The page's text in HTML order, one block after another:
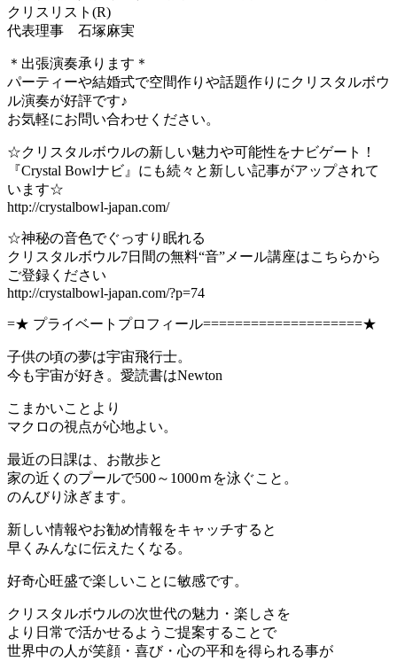
クリスリスト(R)
代表理事 石塚麻実
＊出張演奏承ります＊
パーティーや結婚式で空間作りや話題作りにクリスタルボウ
ル演奏が好評です♪
お気軽にお問い合わせください。
☆クリスタルボウルの新しい魅力や可能性をナビゲート！
『Crystal Bowlナビ』にも続々と新しい記事がアップされて
います☆
http://crystalbowl-japan.com/
☆神秘の音色でぐっすり眠れる
クリスタルボウル7日間の無料“音”メール講座はこちらから
ご登録ください
http://crystalbowl-japan.com/?p=74
=★ プライベートプロフィール====================★
子供の頃の夢は宇宙飛行士。
今も宇宙が好き。愛読書はNewton
こまかいことより
マクロの視点が心地よい。
最近の日課は、お散歩と
家の近くのプールで500～1000ｍを泳ぐこと。
のんびり泳ぎます。
新しい情報やお勧め情報をキャッチすると
早くみんなに伝えたくなる。
好奇心旺盛で楽しいことに敏感です。
クリスタルボウルの次世代の魅力・楽しさを
より日常で活かせるようご提案することで
世界中の人が笑顔・喜び・心の平和を得られる事が